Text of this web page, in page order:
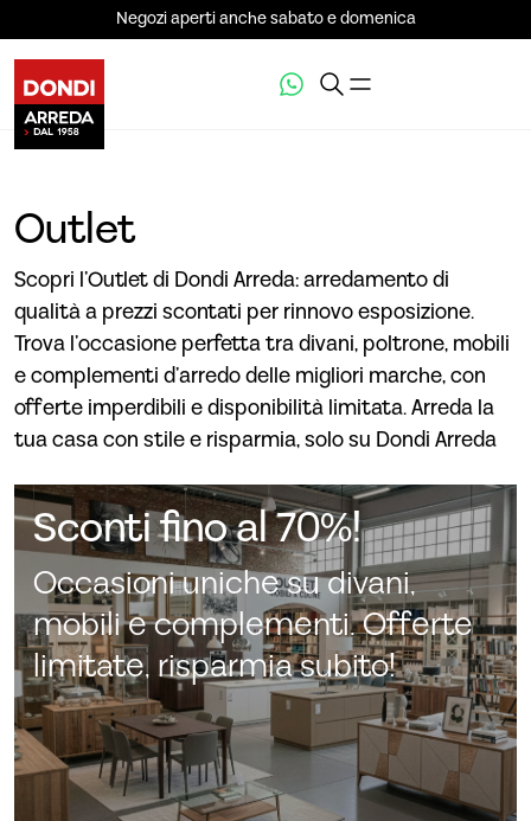
Negozi aperti anche sabato e domenica
Outlet
Scopri l’Outlet di Dondi Arreda: arredamento di
qualità a prezzi scontati per rinnovo esposizione.
Trova l’occasione perfetta tra divani, poltrone, mobili
e complementi d’arredo delle migliori marche, con
offerte imperdibili e disponibilità limitata. Arreda la
tua casa con stile e risparmia, solo su Dondi Arreda
Sconti fino al 70%!
Occasioni uniche su divani,
mobili e complementi. Offerte
limitate, risparmia subito!